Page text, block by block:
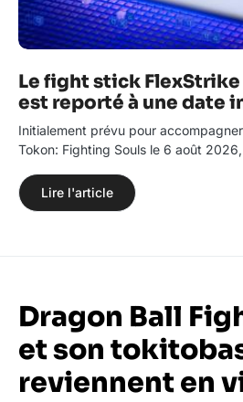
Le fight stick
est reporté à une date
Initialement prévu pour
Tokon: Fighting Souls le 6 août
Lire l'article
Dragon Ball
et son
reviennent en